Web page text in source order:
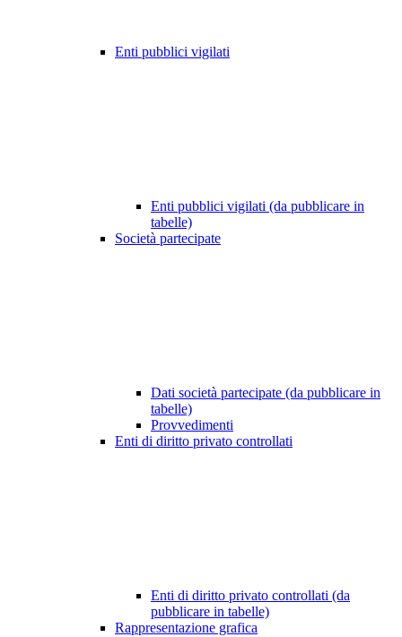
Enti pubblici vigilati
Enti pubblici vigilati (da pubblicare in
tabelle)
Società partecipate
Dati società partecipate (da pubblicare in
tabelle)
Provvedimenti
Enti di diritto privato controllati
Enti di diritto privato controllati (da
pubblicare in tabelle)
Rappresentazione grafica